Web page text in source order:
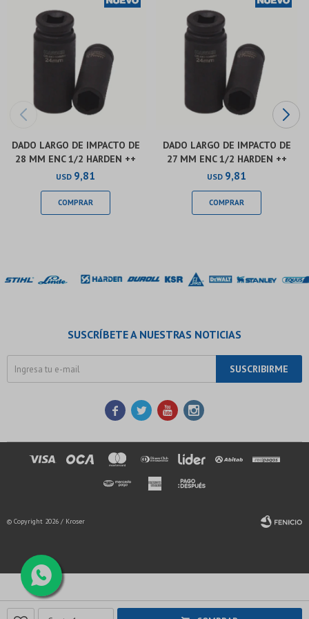
DADO LARGO DE IMPACTO DE
28 MM ENC 1/2 HARDEN ++
USD 9,81
DADO LARGO DE IMPACTO DE
27 MM ENC 1/2 HARDEN ++
USD 9,81
SUSCRÍBETE A NUESTRAS NOTICIAS
SUSCRIBIRME
   
© Copyright 2026 / Kroser